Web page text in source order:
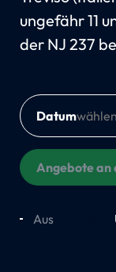
ungefähr 11
der NJ 237
Datum
Angebote an
Aus